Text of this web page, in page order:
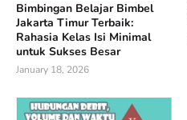
Bimbingan Belajar Bimbel
Jakarta Timur Terbaik:
Rahasia Kelas Isi Minimal
untuk Sukses Besar
January 18, 2026